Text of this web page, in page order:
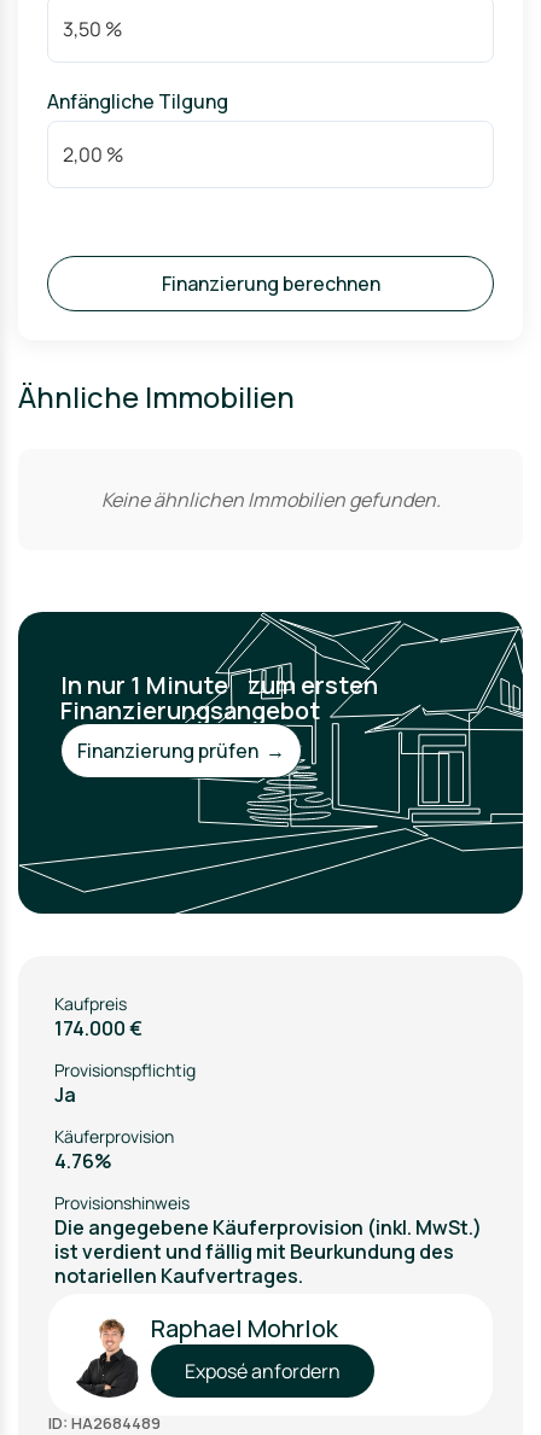
Anfängliche Tilgung
Finanzierung berechnen
Ähnliche Immobilien
Keine ähnlichen Immobilien gefunden.
In nur 1 Minute zum ersten
Finanzierungsangebot
Finanzierung prüfen →
Kaufpreis
174.000 €
Provisionspflichtig
Ja
Käuferprovision
4.76%
Provisionshinweis
Die angegebene Käuferprovision (inkl. MwSt.)
ist verdient und fällig mit Beurkundung des
notariellen Kaufvertrages.
Raphael Mohrlok
Exposé anfordern
ID: HA2684489